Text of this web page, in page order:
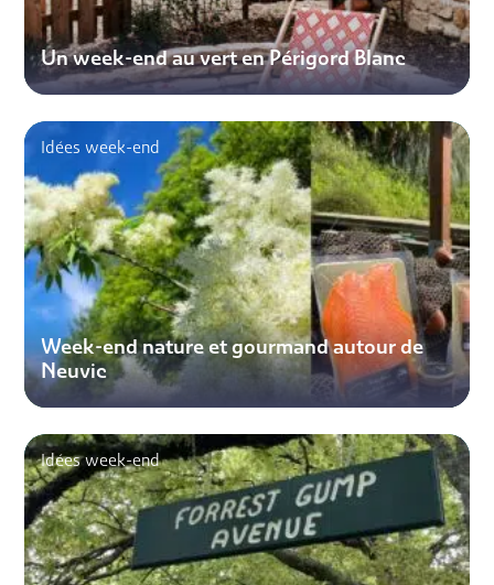
Un week-end au vert en Périgord Blanc
Idées week-end
Week-end nature et gourmand autour de
Neuvic
Idées week-end